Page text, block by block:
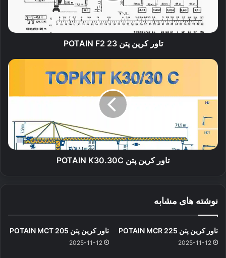
تاور کرین پتن POTAIN F2 23
تاور
POTAIN
K30.30C
تاور کرین پتن POTAIN K30.30C
نوشته های مشابه
تاور کرین پتن POTAIN MCR 225
2025-11-12
تاور کرین پتن POTAIN MCT 205
2025-11-12